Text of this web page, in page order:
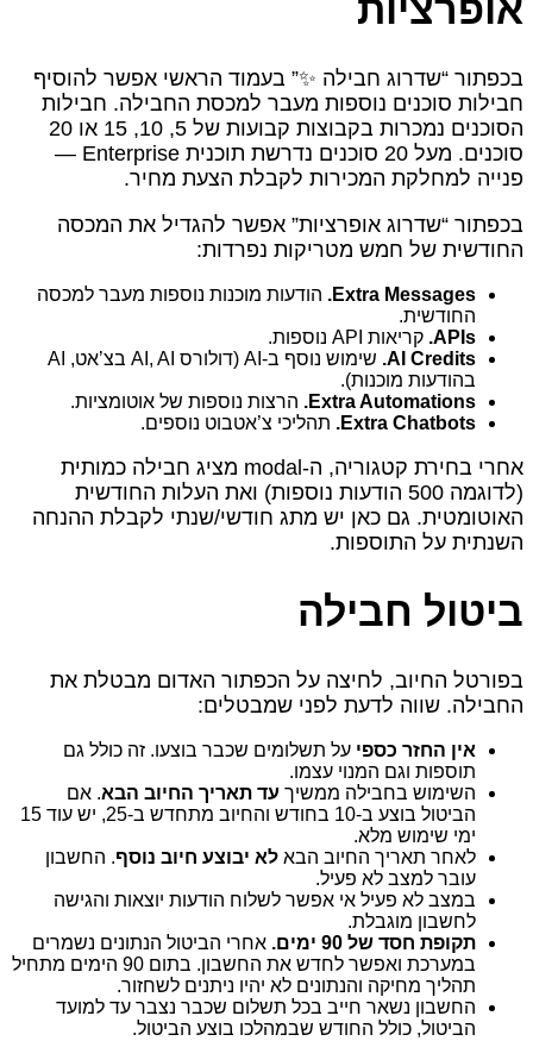
אופרציות
בכפתור “שדרוג חבילה ✨” בעמוד הראשי אפשר להוסיף
חבילות סוכנים נוספות מעבר למכסת החבילה. חבילות
הסוכנים נמכרות בקבוצות קבועות של 5, 10, 15 או 20
סוכנים. מעל 20 סוכנים נדרשת תוכנית Enterprise —
פנייה למחלקת המכירות לקבלת הצעת מחיר.
בכפתור “שדרוג אופרציות” אפשר להגדיל את המכסה
החודשית של חמש מטריקות נפרדות:
Extra Messages.
הודעות מוכנות נוספות מעבר למכסה
החודשית.
APIs. קריאות API נוספות.
AI Credits.
שימוש נוסף ב‑AI (דולורס AI, AI בצ’אט, AI
בהודעות מוכנות).
Extra Automations.
הרצות נוספות של אוטומציות.
Extra Chatbots.
תהליכי צ’אטבוט נוספים.
אחרי בחירת קטגוריה, ה‑modal מציג חבילה כמותית
(לדוגמה 500 הודעות נוספות) ואת העלות החודשית
האוטומטית. גם כאן יש מתג חודשי/שנתי לקבלת ההנחה
השנתית על התוספות.
ביטול חבילה
בפורטל החיוב, לחיצה על הכפתור האדום מבטלת את
החבילה. שווה לדעת לפני שמבטלים:
אין החזר כספי על תשלומים שכבר בוצעו. זה כולל גם
תוספות וגם המנוי עצמו.
השימוש בחבילה ממשיך עד תאריך החיוב הבא. אם
הביטול בוצע ב‑10 בחודש והחיוב מתחדש ב‑25, יש עוד 15
ימי שימוש מלא.
לאחר תאריך החיוב הבא לא יבוצע חיוב נוסף. החשבון
עובר למצב לא פעיל.
במצב לא פעיל אי אפשר לשלוח הודעות יוצאות והגישה
לחשבון מוגבלת.
תקופת חסד של 90 ימים.
אחרי הביטול הנתונים נשמרים
במערכת ואפשר לחדש את החשבון. בתום 90 הימים מתחיל
תהליך מחיקה והנתונים לא יהיו ניתנים לשחזור.
החשבון נשאר חייב בכל תשלום שכבר נצבר עד למועד
הביטול, כולל החודש שבמהלכו בוצע הביטול.